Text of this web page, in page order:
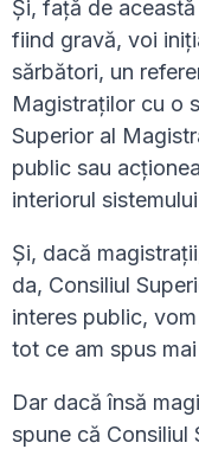
Și, față de
fiind gravă, voi
sărbători, un
Magistraților cu o
Superior al
public sau
interiorul
Și, dacă
da, Consiliul
interes public,
tot ce am spus
Dar dacă însă
spune că Consiliul